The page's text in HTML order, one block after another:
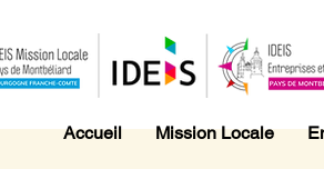
Accueil Mission Locale